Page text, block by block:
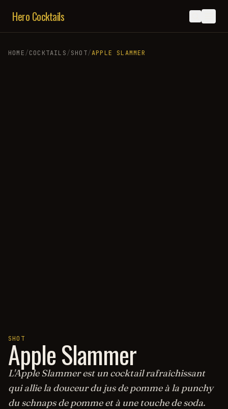
Hero Cocktails
HOME/COCKTAILS/SHOT/APPLE SLAMMER
SHOT
Apple Slammer
L'Apple Slammer est un cocktail rafraîchissant
qui allie la douceur du jus de pomme à la punchy
du schnaps de pomme et à une touche de soda.